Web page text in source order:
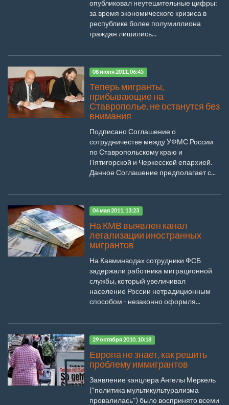
опубликовал неутешительные цифры:
за время экономического кризиса в
республике более полумиллиона
граждан лишились...
08 июня 2011, 06:45
Теперь мигранты,
прибывающие на
Ставрополье, не останутся без
внимания
Подписано Соглашение о
сотрудничестве между УФМС России
по Ставропольскому краю и
Пятигорской и Черкесской епархией.
Данное Соглашение предполагает с...
04 мая 2011, 13:23
На КМВ выявлен канал
легализации иностранных
мигрантов
На Кавминводах сотрудники ФСБ
задержали работника миграционной
службы, который увеличивал
население России нетрадиционным
способом - незаконно оформля...
29 октября 2010, 10:18
Европа не знает, как решить
проблему иммигрантов
Заявление канцлера Ангелы Меркель
("политика мультикультурализма
провалилась") было воспринято всеми